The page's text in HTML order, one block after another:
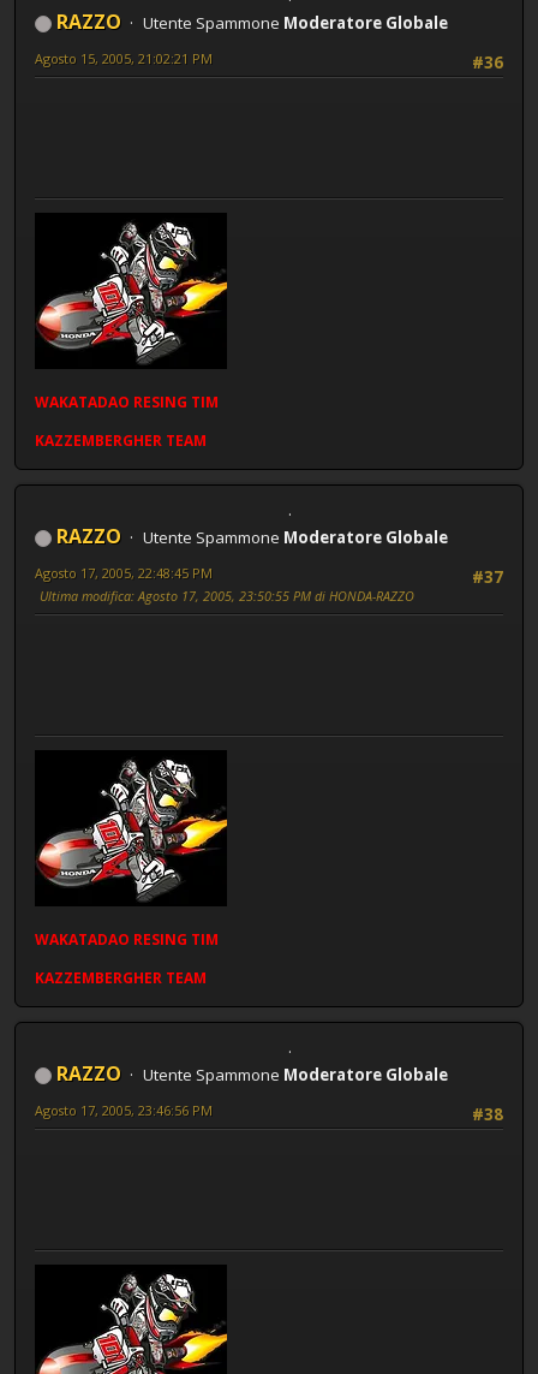
RAZZO Utente Spammone Moderatore Globale
#36
Agosto 15, 2005, 21:02:21 PM
WAKATADAO RESING TIM
KAZZEMBERGHER TEAM
RAZZO Utente Spammone Moderatore Globale
#37
Agosto 17, 2005, 22:48:45 PM
Ultima modifica: Agosto 17, 2005, 23:50:55 PM di HONDA-RAZZO
WAKATADAO RESING TIM
KAZZEMBERGHER TEAM
RAZZO Utente Spammone Moderatore Globale
#38
Agosto 17, 2005, 23:46:56 PM